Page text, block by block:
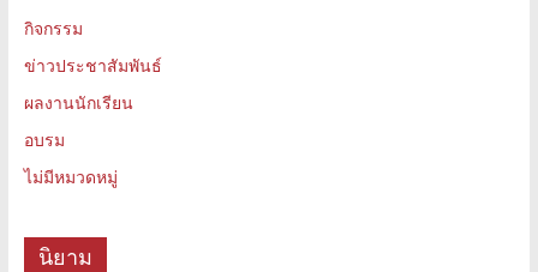
กิจกรรม
ข่าวประชาสัมพันธ์
ผลงานนักเรียน
อบรม
ไม่มีหมวดหมู่
นิยาม